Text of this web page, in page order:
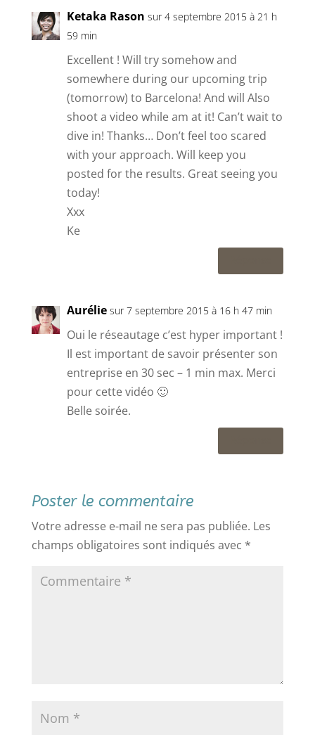
Ketaka Rason sur 4 septembre 2015 à 21 h
59 min
Excellent ! Will try somehow and
somewhere during our upcoming trip
(tomorrow) to Barcelona! And will Also
shoot a video while am at it! Can’t wait to
dive in! Thanks… Don’t feel too scared
with your approach. Will keep you
posted for the results. Great seeing you
today!
Xxx
Ke
Aurélie sur 7 septembre 2015 à 16 h 47 min
Oui le réseautage c’est hyper important !
Il est important de savoir présenter son
entreprise en 30 sec – 1 min max. Merci
pour cette vidéo 🙂
Belle soirée.
Poster le commentaire
Votre adresse e-mail ne sera pas publiée. Les
champs obligatoires sont indiqués avec *